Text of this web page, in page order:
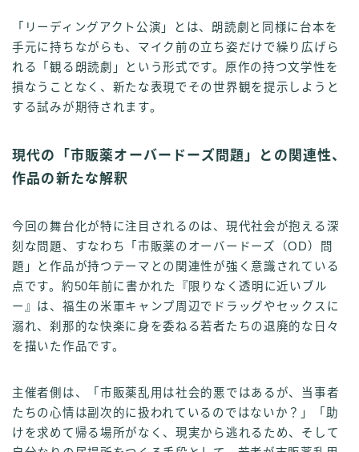
「リーディングアクト公演」とは、朗読劇と同様に台本を
手元に持ちながらも、マイク前の立ち姿だけで繰り広げら
れる「観る朗読劇」という形式です。原作の持つ文学性を
損なうことなく、新たな表現でその世界観を提示しようと
する試みが期待されます。
現代の「市販薬オーバードーズ問題」との関連性、
作品の新たな解釈
今回の舞台化が特に注目されるのは、現代社会が抱える深
刻な問題、すなわち「市販薬のオーバードーズ（OD）問
題」と作品が持つテーマとの関連性が強く意識されている
点です。約50年前に書かれた『限りなく透明に近いブル
ー』は、福生の米軍キャンプ周辺でドラッグやセックスに
溺れ、刹那的な快楽に身を委ねる若者たちの退廃的な日々
を描いた作品です。
主催者側は、「市販薬乱用は社会的悪ではあるが、当事者
たちの心情は副次的に扱われているのではないか？」「助
けを求めて帰る場所がなく、現実から逃れるため、そして